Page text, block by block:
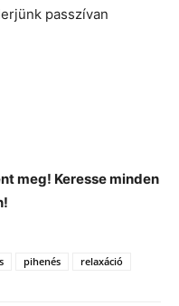
passzívan
meg! Keresse minden
pihenés relaxáció